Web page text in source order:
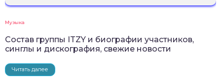
Музыка
Состав группы ITZY и биографии участников,
синглы и дискография, свежие новости
Читать далее